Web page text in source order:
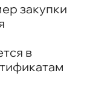
закупки
в